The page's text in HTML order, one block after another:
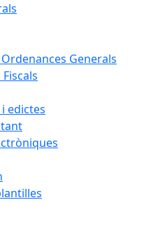
Generals
edictes